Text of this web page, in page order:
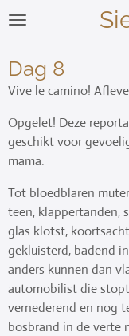
Ga
de
hoofdinhoud
Dag 8
Vive le camino!
Opgelet! Deze
geschikt voor
mama.
Tot bloedblaren
teen, klappertanden,
glas klotst,
gekluisterd, badend
anders kunnen dan
automobilist die
vernederend en nog
bosbrand in de verte